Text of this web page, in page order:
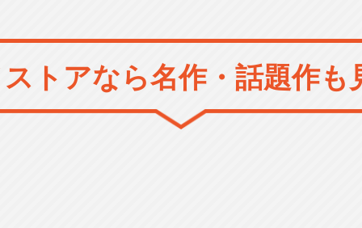
トアなら名作・話題作も